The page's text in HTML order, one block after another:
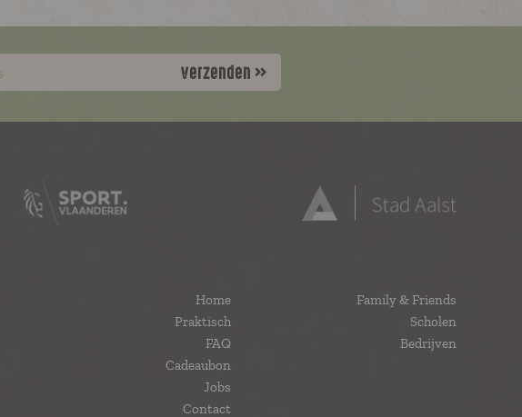
verzenden
Home
Praktisch
FAQ
Cadeaubon
Jobs
Contact
Family & Friends
Scholen
Bedrijven